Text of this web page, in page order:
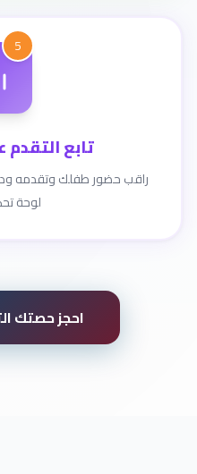
5
تابع التقدم
راقب حضور طفلك وتقدمه
لوحة
احجز حصتك